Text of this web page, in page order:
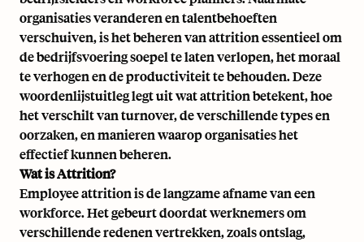
organisaties veranderen en talentbehoeften
verschuiven, is het beheren van attrition essentieel om
de bedrijfsvoering soepel te laten verlopen, het moraal
te verhogen en de productiviteit te behouden. Deze
woordenlijstuitleg legt uit wat attrition betekent, hoe
het verschilt van turnover, de verschillende types en
oorzaken, en manieren waarop organisaties het
effectief kunnen beheren.
Wat is Attrition?
Employee attrition is de langzame afname van een
workforce. Het gebeurt doordat werknemers om
verschillende redenen vertrekken, zoals ontslag,